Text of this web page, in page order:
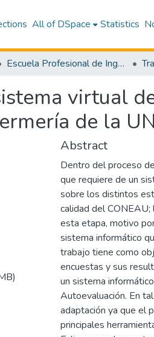
All of DSpace Statistics
Escuela Profesional de Ingeniería de Sistemas e Informática
virtual
de la
Abstract
Dentro del proceso
que requiere de un
sobre los distintos
calidad del
esta etapa, motivo
sistema informático
trabajo tiene como
encuestas y sus
un sistema
Autoevaluación. En
adaptación ya que el
principales